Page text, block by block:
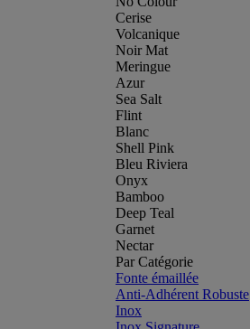
Cerise
Volcanique
Noir Mat
Meringue
Azur
Sea Salt
Flint
Blanc
Shell Pink
Bleu Riviera
Onyx
Bamboo
Deep Teal
Garnet
Nectar
Par Catégorie
Fonte émaillée
Anti-Adhérent Robuste
Inox